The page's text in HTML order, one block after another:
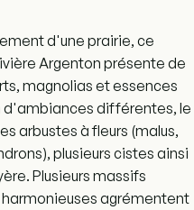
d'une prairie, ce
Argenton présente de
magnolias et essences
d'ambiances différentes, le
arbustes à fleurs (malus,
plusieurs cistes ainsi
Plusieurs massifs
agrémentent